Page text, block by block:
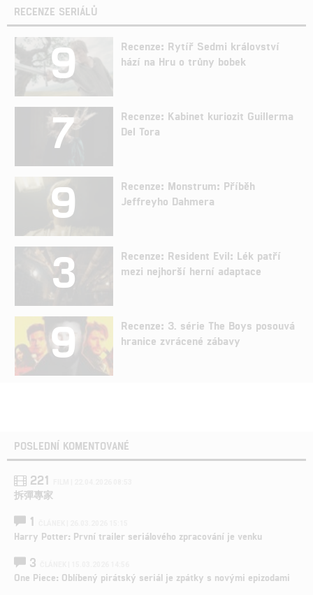
RECENZE SERIÁLŮ
9
Recenze: Rytíř Sedmi království
hází na Hru o trůny bobek
7
Recenze: Kabinet kuriozit Guillerma
Del Tora
9
Recenze: Monstrum: Příběh
Jeffreyho Dahmera
3
Recenze: Resident Evil: Lék patří
mezi nejhorší herní adaptace
9
Recenze: 3. série The Boys posouvá
hranice zvrácené zábavy
POSLEDNÍ KOMENTOVANÉ
221
拆彈專家
1
Harry Potter: První trailer seriálového zpracování je venku
3
One Piece: Oblíbený pirátský seriál je zpátky s novými epizodami